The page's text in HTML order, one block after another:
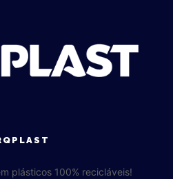
plásticos 100% recicláveis!